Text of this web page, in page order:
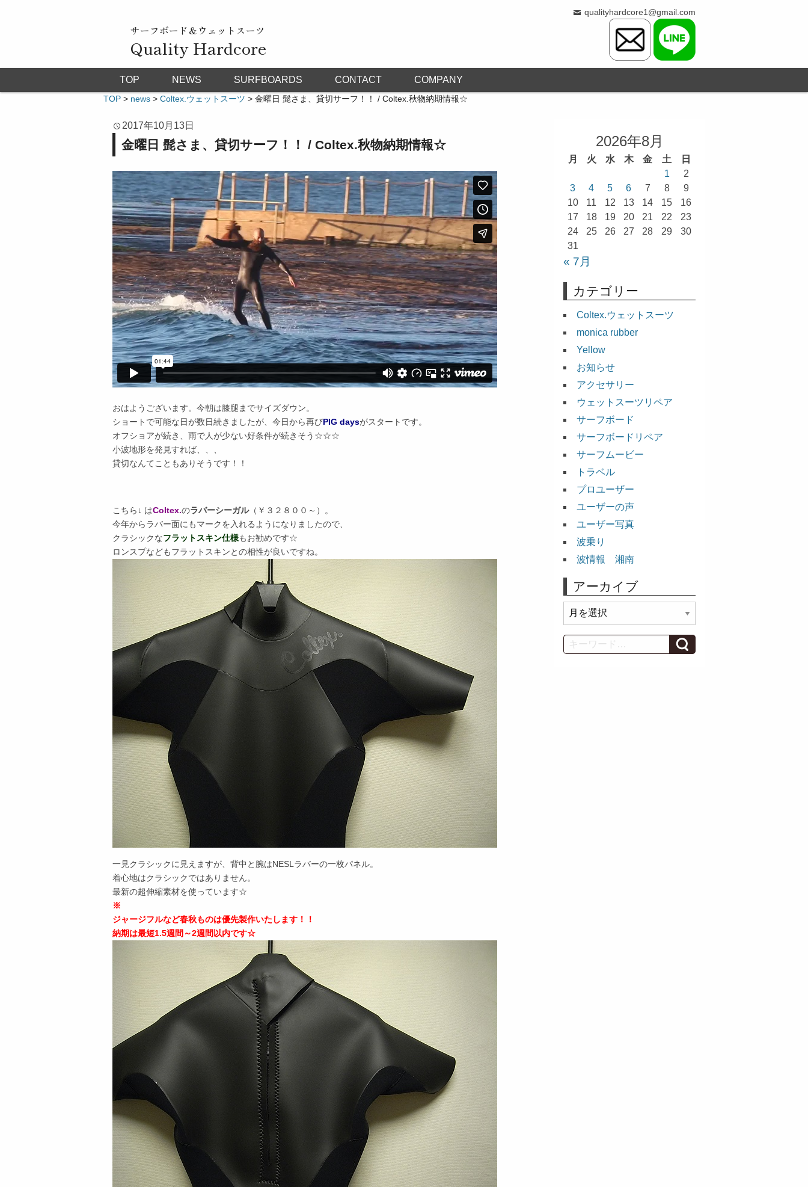
サーフボード＆ウェットスーツ
Quality Hardcore
qualityhardcore1@gmail.com
TOP NEWS SURFBOARDS CONTACT COMPANY
TOP > news > Coltex.ウェットスーツ > 金曜日 髭さま、貸切サーフ！！ / Coltex.秋物納期情報☆
2017年10月13日
金曜日 髭さま、貸切サーフ！！ / Coltex.秋物納期情報☆
おはようございます。今朝は膝腿までサイズダウン。
ショートで可能な日が数日続きましたが、今日から再びPIG daysがスタートです。
オフショアが続き、雨で人が少ない好条件が続きそう☆☆☆
小波地形を発見すれば、、、
貸切なんてこともありそうです！！
こちら↓ はColtex.のラバーシーガル（￥３２８００～）。
今年からラバー面にもマークを入れるようになりましたので、
クラシックなフラットスキン仕様もお勧めです☆
ロンスプなどもフラットスキンとの相性が良いですね。
一見クラシックに見えますが、背中と腕はNESLラバーの一枚パネル。
着心地はクラシックではありません。
最新の超伸縮素材を使っています☆
※
ジャージフルなど春秋ものは優先製作いたします！！
納期は最短1.5週間～2週間以内です☆
2026年8月
月 火 水 木 金 土
日
1
2
3
4 5 6 7 8
9
10
11 12 13 14 15
16
17
18 19 20 21 22
23
24
25 26 27 28 29
30
31
« 7月
カテゴリー
Coltex.ウェットスーツ
monica rubber
Yellow
お知らせ
アクセサリー
ウェットスーツリペア
サーフボード
サーフボードリペア
サーフムービー
トラベル
プロユーザー
ユーザーの声
ユーザー写真
波乗り
波情報 湘南
アーカイブ
ー
カ
イ
Search